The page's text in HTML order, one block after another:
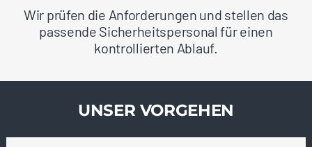
Wir prüfen die Anforderungen und stellen das
passende Sicherheitspersonal für einen
kontrollierten Ablauf.
UNSER VORGEHEN